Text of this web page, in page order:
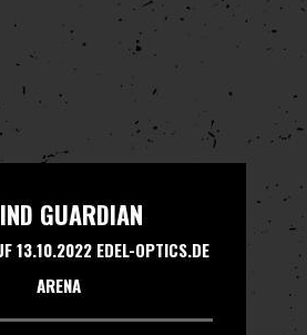
GUARDIAN
13.10.2022 EDEL-OPTICS.DE
ARENA